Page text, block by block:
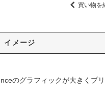
買い物を
イメージ
のグラフィックが大きくプ